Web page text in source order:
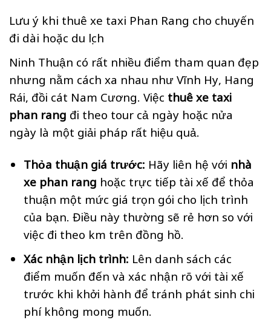
Lưu ý khi thuê xe taxi Phan Rang cho chuyến
đi dài hoặc du lịch
Ninh Thuận có rất nhiều điểm tham quan đẹp
nhưng nằm cách xa nhau như Vĩnh Hy, Hang
Rái, đồi cát Nam Cương. Việc thuê xe taxi
phan rang đi theo tour cả ngày hoặc nửa
ngày là một giải pháp rất hiệu quả.
Thỏa thuận giá trước: Hãy liên hệ với nhà
xe phan rang hoặc trực tiếp tài xế để thỏa
thuận một mức giá trọn gói cho lịch trình
của bạn. Điều này thường sẽ rẻ hơn so với
việc đi theo km trên đồng hồ.
Xác nhận lịch trình: Lên danh sách các
điểm muốn đến và xác nhận rõ với tài xế
trước khi khởi hành để tránh phát sinh chi
phí không mong muốn.